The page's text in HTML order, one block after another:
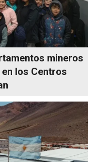
mineros
los Centros